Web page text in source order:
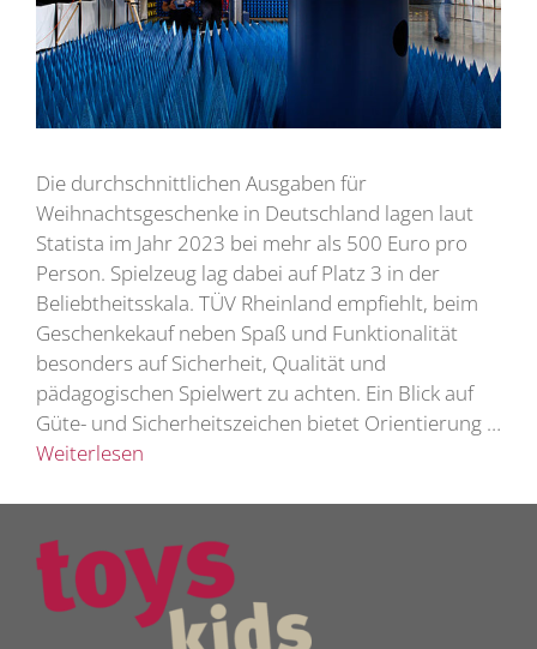
Die durchschnittlichen Ausgaben für
Weihnachtsgeschenke in Deutschland lagen laut
Statista im Jahr 2023 bei mehr als 500 Euro pro
Person. Spielzeug lag dabei auf Platz 3 in der
Beliebtheitsskala. TÜV Rheinland empfiehlt, beim
Geschenkekauf neben Spaß und Funktionalität
besonders auf Sicherheit, Qualität und
pädagogischen Spielwert zu achten. Ein Blick auf
Güte- und Sicherheitszeichen bietet Orientierung …
Weiterlesen